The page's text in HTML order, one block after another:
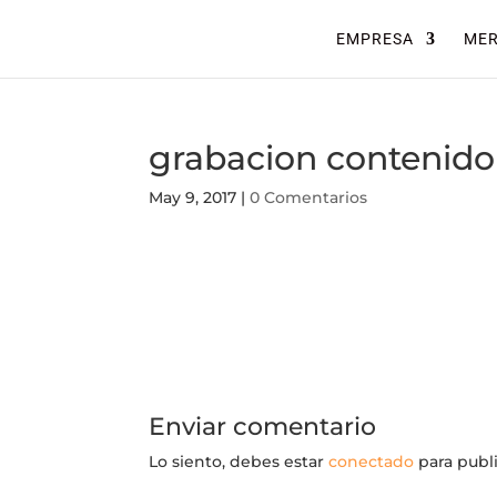
EMPRESA
grabacion contenido
May 9, 2017 |0 Comentarios
Enviar comentario
Lo siento, debes estarconectado para